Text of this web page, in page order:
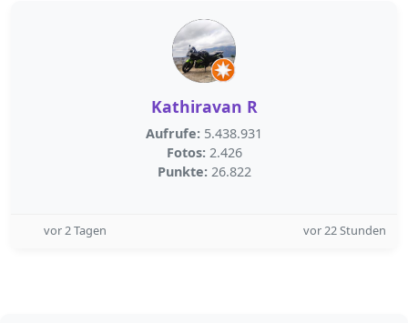
Kathiravan R
Aufrufe: 5.438.931
Fotos: 2.426
Punkte: 26.822
vor 2 Tagen vor 22 Stunden